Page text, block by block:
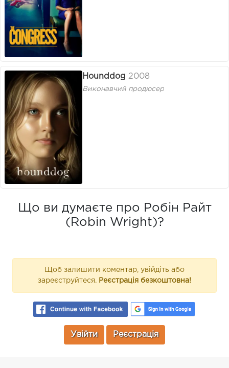
Hounddog 2008
Виконавчий продюсер
Що ви думаєте про Робін Райт
(Robin Wright)?
Щоб залишити коментар, увійдіть або
зареєструйтеся. Реєстрація безкоштовна!
Увійти Реєстрація